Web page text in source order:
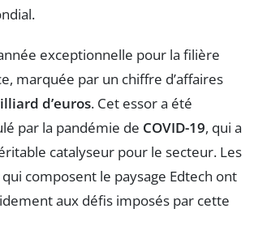
exceptionnelle pour la filière
marquée par un chiffre d’affaires
d’euros. Cet essor a été
par la pandémie de COVID-19, qui a
catalyseur pour le secteur. Les
composent le paysage Edtech ont
aux défis imposés par cette